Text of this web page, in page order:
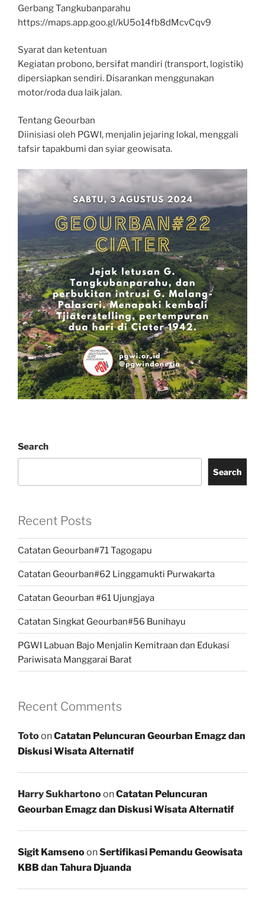
Gerbang Tangkubanparahu
https://maps.app.goo.gl/kU5o14fb8dMcvCqv9
Syarat dan ketentuan
Kegiatan probono, bersifat mandiri (transport, logistik)
dipersiapkan sendiri. Disarankan menggunakan
motor/roda dua laik jalan.
Tentang Geourban
Diinisiasi oleh PGWI, menjalin jejaring lokal, menggali
tafsir tapakbumi dan syiar geowisata.
Search
Search
Recent Posts
Catatan Geourban#71 Tagogapu
Catatan Geourban#62 Linggamukti Purwakarta
Catatan Geourban #61 Ujungjaya
Catatan Singkat Geourban#56 Bunihayu
PGWI Labuan Bajo Menjalin Kemitraan dan Edukasi
Pariwisata Manggarai Barat
Recent Comments
TotoonCatatan Peluncuran Geourban Emagz dan
Diskusi Wisata Alternatif
Harry SukhartonoonCatatan Peluncuran
Geourban Emagz dan Diskusi Wisata Alternatif
Sigit KamsenoonSertifikasi Pemandu Geowisata
KBB dan Tahura Djuanda